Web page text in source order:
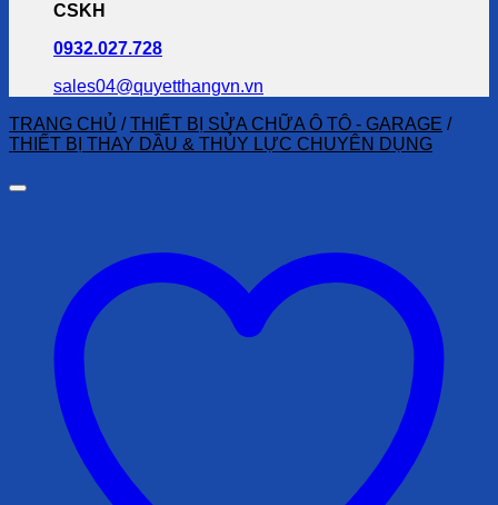
CSKH
0932.027.728
sales04@quyetthangvn.vn
TRANG CHỦ / THIẾT BỊ SỬA CHỮA Ô TÔ - GARAGE /
THIẾT BỊ THAY DẦU & THỦY LỰC CHUYÊN DỤNG